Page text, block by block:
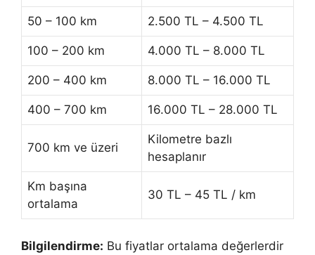
50 – 100 km 2.500 TL – 4.500 TL
100 – 200 km 4.000 TL – 8.000 TL
200 – 400 km 8.000 TL – 16.000 TL
400 – 700 km 16.000 TL – 28.000 TL
700 km ve üzeri
Kilometre bazlı
hesaplanır
Km başına
ortalama
30 TL – 45 TL / km
Bilgilendirme: Bu fiyatlar ortalama değerlerdir